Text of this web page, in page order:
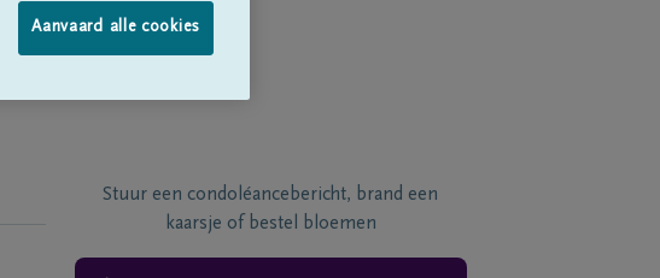
Stuur een condoléancebericht, brand een
kaarsje of bestel bloemen
Aanvaard alle cookies